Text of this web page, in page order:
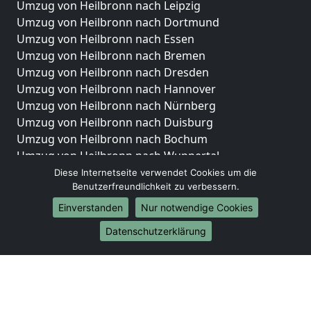
Umzug von Heilbronn nach Leipzig
Umzug von Heilbronn nach Dortmund
Umzug von Heilbronn nach Essen
Umzug von Heilbronn nach Bremen
Umzug von Heilbronn nach Dresden
Umzug von Heilbronn nach Hannover
Umzug von Heilbronn nach Nürnberg
Umzug von Heilbronn nach Duisburg
Umzug von Heilbronn nach Bochum
Umzug von Heilbronn nach Wuppertal
Umzug von Heilbronn nach Bielefeld
Umzug von Heilbronn nach Bonn
Umzug von Heilbronn nach Münster
Internationale-Umzüge
Umzug von Heilbronn nach Brasilien
Diese Internetseite verwendet Cookies um die
Benutzerfreundlichkeit zu verbessern.
Einverstanden
Nur notwendige Cookies
Datenschutzerklärung